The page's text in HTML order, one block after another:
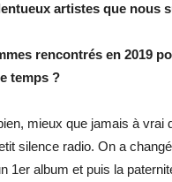
artistes que nous
rencontrés en 2019
temps ?
mieux que jamais à
silence radio. On a
1er album et puis la